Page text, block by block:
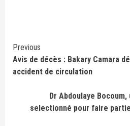
Continue
Reading
Previous
Avis de décès : Bakary Camara
accident de circulation
Dr Abdoulaye
selectionné pour faire